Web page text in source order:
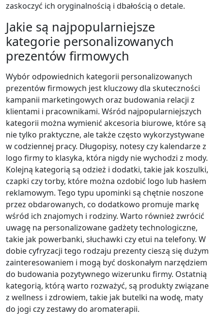
zaskoczyć ich oryginalnością i dbałością o detale.
Jakie są najpopularniejsze
kategorie personalizowanych
prezentów firmowych
Wybór odpowiednich kategorii personalizowanych
prezentów firmowych jest kluczowy dla skuteczności
kampanii marketingowych oraz budowania relacji z
klientami i pracownikami. Wśród najpopularniejszych
kategorii można wymienić akcesoria biurowe, które są
nie tylko praktyczne, ale także często wykorzystywane
w codziennej pracy. Długopisy, notesy czy kalendarze z
logo firmy to klasyka, która nigdy nie wychodzi z mody.
Kolejną kategorią są odzież i dodatki, takie jak koszulki,
czapki czy torby, które można ozdobić logo lub hasłem
reklamowym. Tego typu upominki są chętnie noszone
przez obdarowanych, co dodatkowo promuje markę
wśród ich znajomych i rodziny. Warto również zwrócić
uwagę na personalizowane gadżety technologiczne,
takie jak powerbanki, słuchawki czy etui na telefony. W
dobie cyfryzacji tego rodzaju prezenty cieszą się dużym
zainteresowaniem i mogą być doskonałym narzędziem
do budowania pozytywnego wizerunku firmy. Ostatnią
kategorią, którą warto rozważyć, są produkty związane
z wellness i zdrowiem, takie jak butelki na wodę, maty
do jogi czy zestawy do aromaterapii.